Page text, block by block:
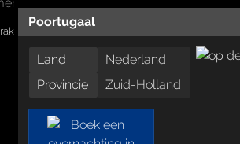
Poortugaal
Land
Nederland
Provincie
Zuid-Holland